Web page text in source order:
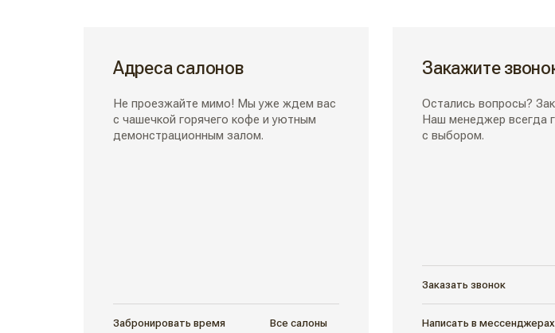
Адреса салонов
Не проезжайте мимо! Мы уже ждем вас
с чашечкой горячего кофе и уютным
демонстрационным залом.
Забронировать время Все салоны
Закажите
Остались вопросы?
Наш менеджер всегда
с выбором.
Заказать звонок
Написать в мессенджерах